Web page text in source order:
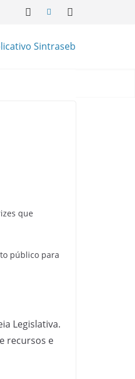
Sintraseb
que
público para
Legislativa.
recursos e